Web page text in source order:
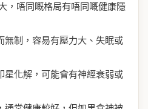
，唔同嘅格局有唔同嘅健康隱
無制，容易有壓力大、失眠或
星化解，可能會有神經衰弱或